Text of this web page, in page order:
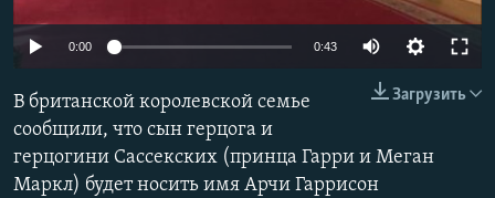
ПОБЕДИТЕЛЕЙ НЕ СУДЯТ?
ELIFBE
УКРАИНСКАЯ ПРОБЛЕМА КРЫМА
Все сайты RFE/RL
0:00 0:43
Загрузить
В британской королевской семье
сообщили, что сын герцога и
герцогини Сассекских (принца Гарри и Меган
Маркл) будет носить имя Арчи Гаррисон